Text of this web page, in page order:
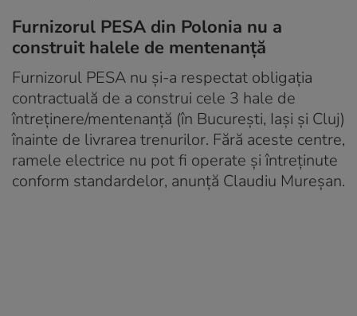
Furnizorul PESA din Polonia nu a
construit halele de mentenanță
Furnizorul PESA nu și-a respectat obligația
contractuală de a construi cele 3 hale de
întreținere/mentenanță (în București, Iași și Cluj)
înainte de livrarea trenurilor. Fără aceste centre,
ramele electrice nu pot fi operate și întreținute
conform standardelor, anunță Claudiu Mureșan.